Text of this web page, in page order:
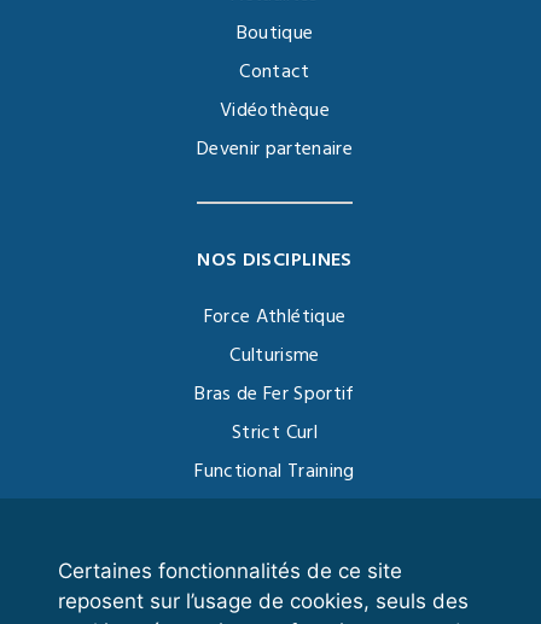
Certaines fonctionnalités de ce site
reposent sur l’usage de cookies, seuls des
Boutique
Contact
Vidéothèque
Devenir partenaire
NOS DISCIPLINES
Force Athlétique
Culturisme
Bras de Fer Sportif
Strict Curl
Functional Training